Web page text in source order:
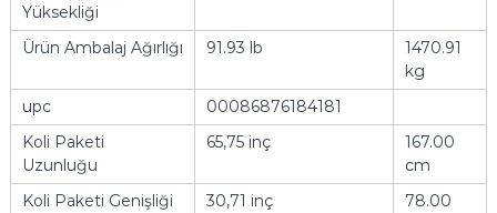
Yüksekliği
Ürün Ambalaj Ağırlığı 91.93 lb
1470.91
kg
upc
00086876184181
Koli Paketi
Uzunluğu
65,75 inç
167.00
cm
Koli Paketi Genişliği
30,71 inç
78.00